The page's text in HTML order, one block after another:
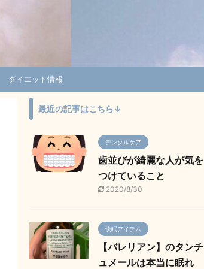
ダイエット情報
最近の記事はこちら↓
デンタルケア
歯並びが綺麗な人が気を
つけていること
2020/8/30
快眠アイテム
【バレリアン】のタンチ
ュメールは本当に眠れ